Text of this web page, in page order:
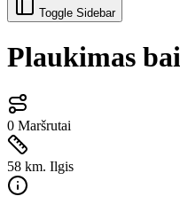
Toggle Sidebar
Plaukimas
0 Maršrutai
58 km. Ilgis